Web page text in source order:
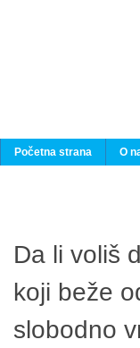
Početna strana O
Da li voliš
koji beže
slobodno